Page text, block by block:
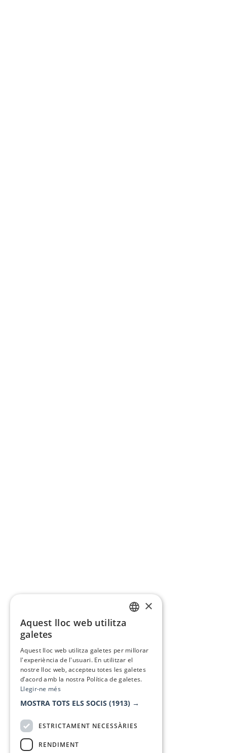
×
Aquest lloc web utilitza
galetes
Aquest lloc web utilitza galetes per millorar
l'experiència de l'usuari. En utilitzar el
nostre lloc web, accepteu totes les galetes
d’acord amb la nostra Política de galetes.
Llegir-ne més
MOSTRA TOTS ELS SOCIS (1913) →
ESTRICTAMENT NECESSÀRIES
RENDIMENT